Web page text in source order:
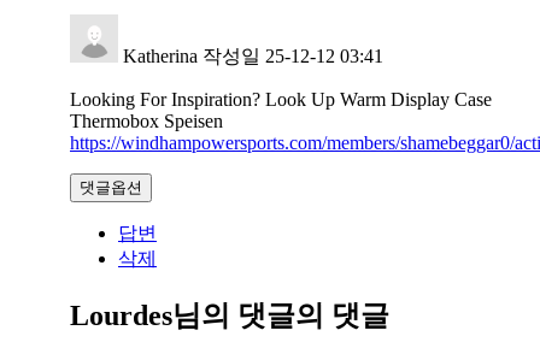
Katherina 작성일 25-12-12 03:41
Looking For Inspiration? Look Up Warm Display Case
Thermobox Speisen
https://windhampowersports.com/members/shamebeggar0/
댓글옵션
답변
삭제
Lourdes님의 댓글의 댓글